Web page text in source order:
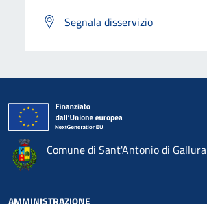
Segnala disservizio
Comune di Sant'Antonio di Gallura
AMMINISTRAZIONE